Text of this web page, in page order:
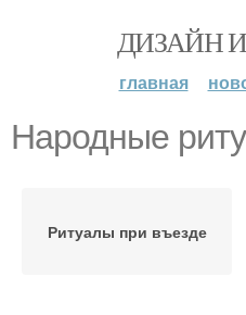
ДИЗАЙН
главная
Народные
Ритуалы при въезде